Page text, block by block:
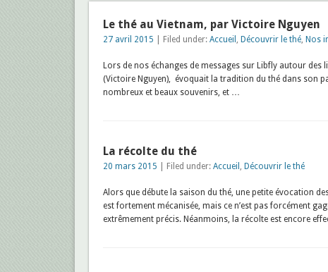
Le thé au Vietnam, par Victoire Nguyen
27 avril 2015 | Filed under: Accueil , Découvrir le thé, Nos
Lors de nos échanges de messages sur Libfly autour des
(Victoire Nguyen), évoquait la tradition du thé dans son
nombreux et beaux souvenirs, et …
La récolte du thé
20 mars 2015 | Filed under: Accueil , Découvrir le thé
Alors que débute la saison du thé, une petite évocation
est fortement mécanisée, mais ce n’est pas forcément
extrêmement précis. Néanmoins, la récolte est encore